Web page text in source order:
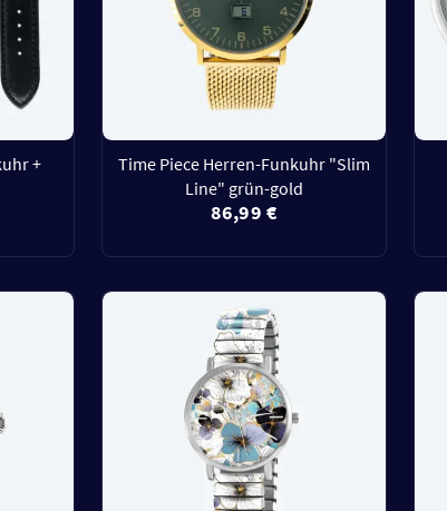
+
Time Piece Herren-Funkuhr "Slim
Line" grün-gold
86,99 €